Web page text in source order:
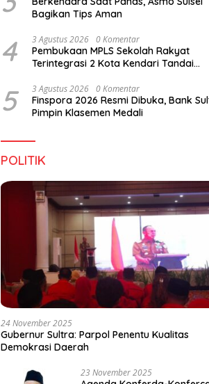
2026
Bagikan Tips Aman
4 3 Agustus 2026 0 Komentar
Pembukaan MPLS Sekolah Rakyat
Terintegrasi 2 Kota Kendari Tandai
5 3 Agustus 2026 0 Komentar
Finspora 2026 Resmi Dibuka, Bank
Pimpin Klasemen Medali
POLITIK
24 November 2025
Gubernur Sultra: Parpol Penentu Kualitas
Demokrasi Daerah
23 November 2025